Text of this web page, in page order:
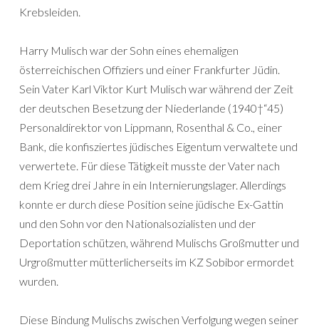
Krebsleiden.
Harry Mulisch war der Sohn eines ehemaligen
österreichischen Offiziers und einer Frankfurter Jüdin.
Sein Vater Karl Viktor Kurt Mulisch war während der Zeit
der deutschen Besetzung der Niederlande (1940†“45)
Personaldirektor von Lippmann, Rosenthal & Co., einer
Bank, die konfisziertes jüdisches Eigentum verwaltete und
verwertete. Für diese Tätigkeit musste der Vater nach
dem Krieg drei Jahre in ein Internierungslager. Allerdings
konnte er durch diese Position seine jüdische Ex-Gattin
und den Sohn vor den Nationalsozialisten und der
Deportation schützen, während Mulischs Großmutter und
Urgroßmutter mütterlicherseits im KZ Sobibor ermordet
wurden.
Diese Bindung Mulischs zwischen Verfolgung wegen seiner